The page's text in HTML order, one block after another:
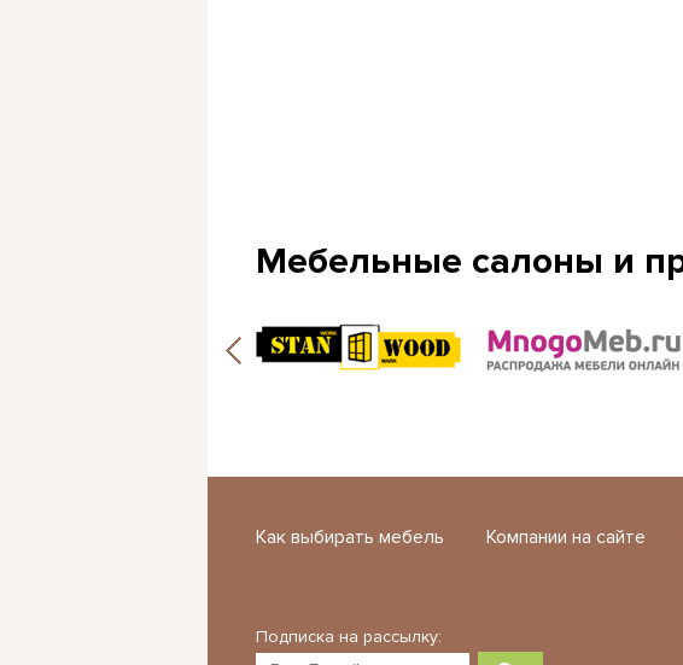
Мебельные салоны и
Как выбирать мебель Компании на сайте
Подписка на рассылку: